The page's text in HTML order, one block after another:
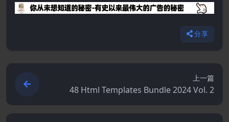
分享
上一篇
48 Html Templates Bundle 2024 Vol. 2